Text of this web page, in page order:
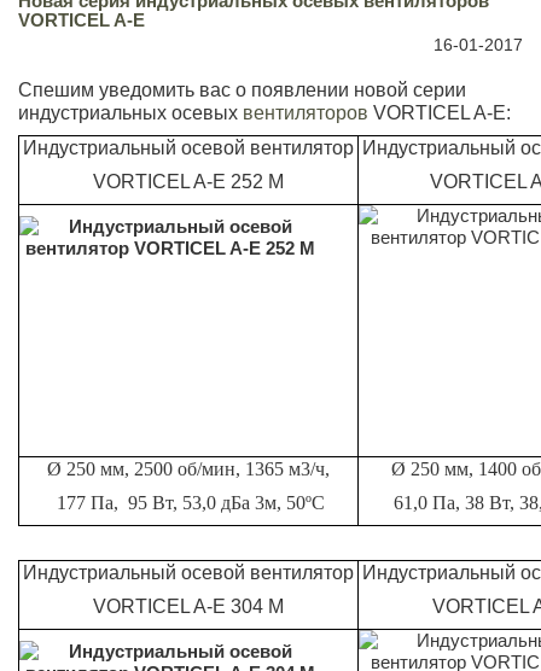
VORTICEL A-E
16-01-2017
Спешим уведомить вас о появлении новой серии
индустриальных осевых вентиляторов VORTICEL A-E:
Индустриальный осевой вентилятор
VORTICEL A-E 252 M
Индустриальный
VORTICEL
Ø 250 мм, 2500 об/мин, 1365 м3/ч,
177 Па, 95 Вт, 53,0 дБа 3м, 50ºС
Ø 250 мм, 1400
61,0 Па, 38 Вт,
Индустриальный осевой вентилятор
VORTICEL A-E 304 M
Индустриальный
VORTICEL